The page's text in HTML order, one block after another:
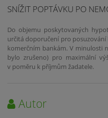
SNÍŽIT POPTÁVKU PO
Do objemu poskytovaných
určitá doporučení pro
komerčním bankám. V minulosti
bylo zrušeno) pro maximální
v poměru k příjmům žadatele.
Autor